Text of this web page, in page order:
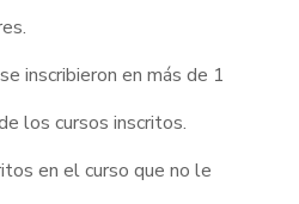
inscribieron en más de 1
los cursos inscritos.
en el curso que no le